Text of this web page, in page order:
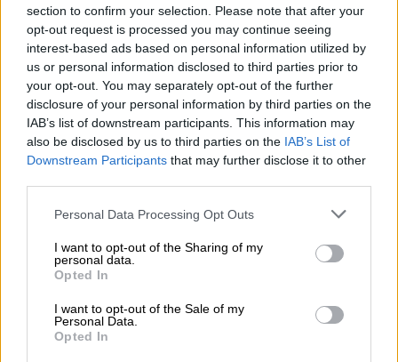
section to confirm your selection. Please note that after your
opt-out request is processed you may continue seeing
interest-based ads based on personal information utilized by
us or personal information disclosed to third parties prior to
your opt-out. You may separately opt-out of the further
disclosure of your personal information by third parties on the
IAB’s list of downstream participants. This information may
also be disclosed by us to third parties on the IAB’s List of
Downstream Participants that may further disclose it to other
Please note that this website/app uses one or more Google
not limited to your visit or usage behaviour. You may click to
grant or deny consent to Google and its third-party tags to
use your data for below specified purposes in below Google
consent section.
Personal Data Processing Opt Outs
I want to opt-out of the Sharing of my
personal data.
Opted In
I want to opt-out of the Sale of my
Personal Data.
Opted In
Κάτοικοι της περιοχής υποστηρίζουν ακόμη
ότι όταν τα παιδιά ήταν βρέφη, άκουγαν
συχνά κλάματα μέσα στη νύχτα χωρίς
κάποιος από τους γονείς να ανταποκρίνεται.
Οι ίδιεςμαρτυρίεςκάνουν λόγο για ένα
περιβάλλον εξαιρετικά επιβαρυντικό για την
ψυχολογία και την ασφάλεια των ανηλίκων.
Μετά την επέμβαση των Αρχών, οι
κοινωνικές υπηρεσίες φρόντισαν ώστε τα
παιδιά να μεταφερθούν στο νοσοκομείο
Παίδων, ενώ πλέον αναμένονται οι
αποφάσεις του
σχετικά με την επιμέλειά τους και το αν θα
επιστρέψουν ή όχι στο οικογενειακό τους